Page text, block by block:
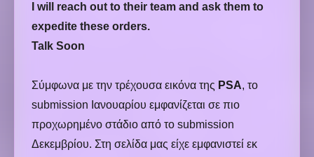
I will reach out to their team and ask them to
expedite these orders.
Talk Soon
Σύμφωνα με την τρέχουσα εικόνα της PSA, το
submission Ιανουαρίου εμφανίζεται σε πιο
προχωρημένο στάδιο από το submission
Δεκεμβρίου. Στη σελίδα μας είχε εμφανιστεί εκ